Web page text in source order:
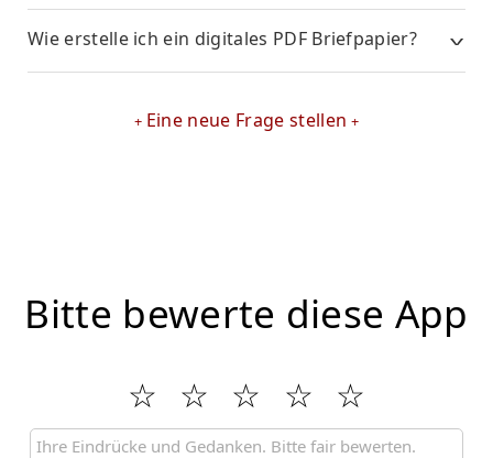
Wie erstelle ich ein digitales PDF Briefpapier?
Eine neue Frage stellen
Bitte bewerte diese App